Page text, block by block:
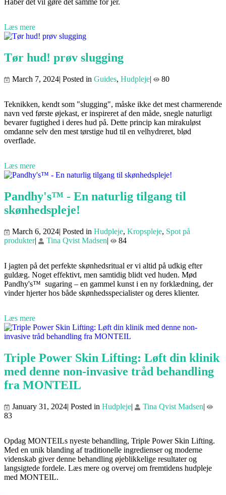
Håber det vil gøre det samme for jer.
Læs mere
Tør hud! prøv slugging
March 7, 2024| Posted in Guides, Hudpleje| 80
Teknikken, kendt som "slugging", måske ikke det mest charmerende
navn ved første øjekast, er inspireret af den måde, snegle naturligt
bevarer fugtighed i deres hud på. Dette princip kan mirakuløst
omdanne selv den mest tørstige hud til en velhydreret, blød
overflade.
Læs mere
Pandhy's™ - En naturlig tilgang til
skønhedspleje!
March 6, 2024| Posted in Hudpleje, Kropspleje, Spot på
produkter| Tina Qvist Madsen| 84
I jagten på det perfekte skønhedsritual er vi altid på udkig efter
guldæg. Noget effektivt, men samtidig blidt ved huden. Mød
Pandhy's™ sugaring – en gammel kunst i en ny forklædning, der
vinder hjerter hos både skønhedsspecialister og deres klienter.
Læs mere
Triple Power Skin Lifting: Løft din klinik
med denne non-invasive tråd behandling
fra MONTEIL
January 31, 2024| Posted in Hudpleje| Tina Qvist Madsen|
83
Opdag MONTEILs nyeste behandling, Triple Power Skin Lifting.
Med en unik blanding af traditionelle ingredienser og moderne
videnskab giver denne behandling øjeblikkelige resultater og
langsigtede fordele. Læs mere og overvej om fremtidens hudpleje
med MONTEIL.